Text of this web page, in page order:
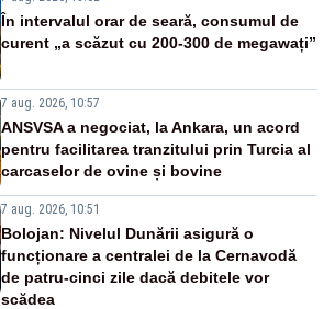
În intervalul orar de seară, consumul de
curent „a scăzut cu 200-300 de megawați”
7 aug. 2026, 10:57
ANSVSA a negociat, la Ankara, un acord
pentru facilitarea tranzitului prin Turcia al
carcaselor de ovine și bovine
7 aug. 2026, 10:51
Bolojan: Nivelul Dunării asigură o
funcționare a centralei de la Cernavodă
de patru-cinci zile dacă debitele vor
scădea